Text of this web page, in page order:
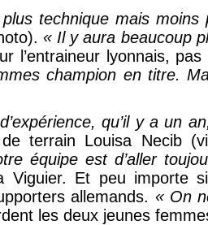
technique mais
« Il y aura beaucoup
l’entraineur lyonnais,
champion en titre.
qu’il y a un
terrain Louisa Necib
équipe est d’aller
Viguier. Et peu importe
allemands. « On
les deux jeunes